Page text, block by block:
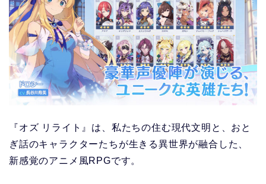
『オズ リライト』は、私たちの住む現代文明と、おと
ぎ話のキャラクターたちが生きる異世界が融合した、
新感覚のアニメ風RPGです。